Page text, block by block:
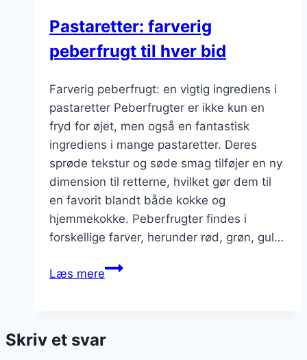
Pastaretter: farverig
peberfrugt til hver bid
Farverig peberfrugt: en vigtig ingrediens i
pastaretter Peberfrugter er ikke kun en
fryd for øjet, men også en fantastisk
ingrediens i mange pastaretter. Deres
sprøde tekstur og søde smag tilføjer en ny
dimension til retterne, hvilket gør dem til
en favorit blandt både kokke og
hjemmekokke. Peberfrugter findes i
forskellige farver, herunder rød, grøn, gul…
Læs merePastaretter:
hver
Skriv et svar